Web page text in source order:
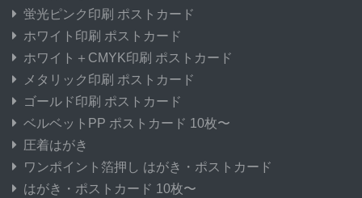
蛍光ピンク印刷 ポストカード
ホワイト印刷 ポストカード
ホワイト＋CMYK印刷 ポストカード
メタリック印刷 ポストカード
ゴールド印刷 ポストカード
ベルベットPP ポストカード 10枚〜
圧着はがき
ワンポイント箔押し はがき・ポストカード
はがき・ポストカード 10枚〜